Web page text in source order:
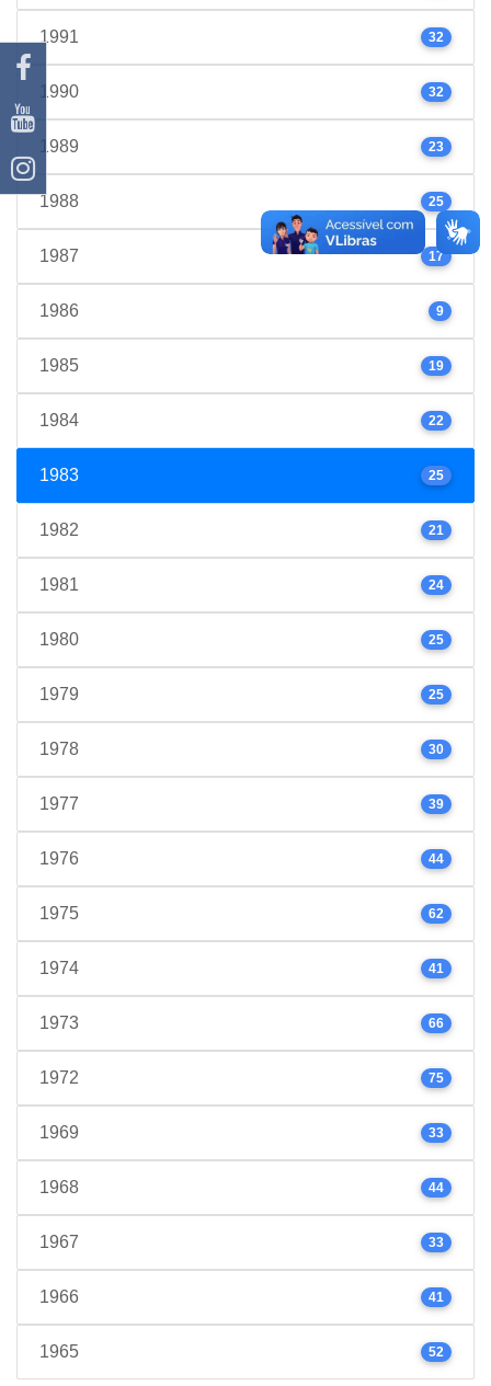
1991 32
1990 32
1989 23
1988 25
1987 17
1986 9
1985 19
1984 22
1983 25
1982 21
1981 24
1980 25
1979 25
1978 30
1977 39
1976 44
1975 62
1974 41
1973 66
1972 75
1969 33
1968 44
1967 33
1966 41
1965 52